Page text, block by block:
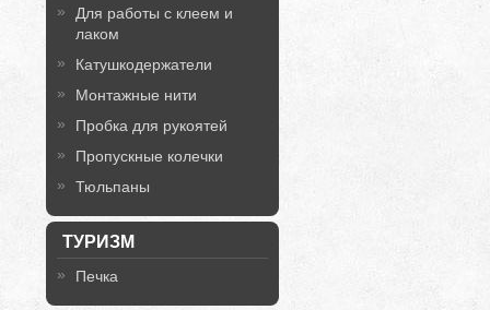
Для работы с клеем и
лаком
Катушкодержатели
Монтажные нити
Пробка для рукоятей
Пропускные колечки
Тюльпаны
ТУРИЗМ
Печка